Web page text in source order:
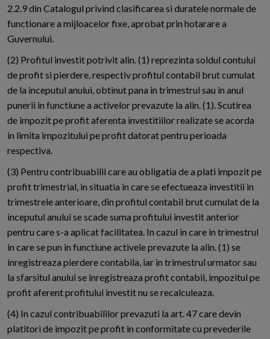
2.2.9 din Catalogul privind clasificarea si duratele normale de
functionare a mijloacelor fixe, aprobat prin hotarare a
Guvernului.
(2) Profitul investit potrivit alin. (1) reprezinta soldul contului
de profit si pierdere, respectiv profitul contabil brut cumulat
de la inceputul anului, obtinut pana in trimestrul sau in anul
punerii in functiune a activelor prevazute la alin. (1). Scutirea
de impozit pe profit aferenta investitiilor realizate se acorda
in limita impozitului pe profit datorat pentru perioada
respectiva.
(3) Pentru contribuabilii care au obligatia de a plati impozit pe
profit trimestrial, in situatia in care se efectueaza investitii in
trimestrele anterioare, din profitul contabil brut cumulat de la
inceputul anului se scade suma profitului investit anterior
pentru care s-a aplicat facilitatea. In cazul in care in trimestrul
in care se pun in functiune activele prevazute la alin. (1) se
inregistreaza pierdere contabila, iar in trimestrul urmator sau
la sfarsitul anului se inregistreaza profit contabil, impozitul pe
profit aferent profitului investit nu se recalculeaza.
(4) In cazul contribuabililor prevazuti la art. 47 care devin
platitori de impozit pe profit in conformitate cu prevederile